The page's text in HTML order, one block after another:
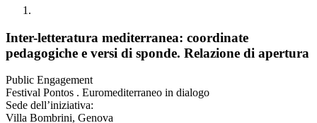
Inter-letteratura mediterranea: coordinate
pedagogiche e versi di sponde. Relazione di apertura
Public Engagement
Festival Pontos . Euromediterraneo in dialogo
Sede dell’iniziativa:
Villa Bombrini, Genova